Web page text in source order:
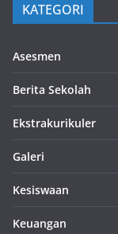
KATEGORI
Asesmen
Berita Sekolah
Ekstrakurikuler
Galeri
Kesiswaan
Keuangan